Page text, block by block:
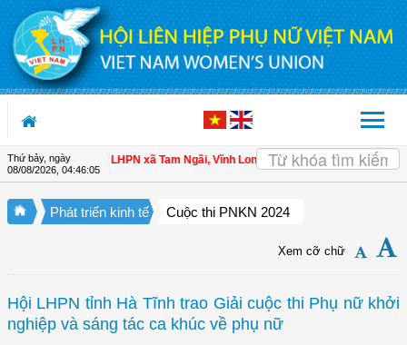
Truy cập nội dung luôn
Thứ bảy, ngày
08/08/2026, 04:46:06
hội viên | Hội LHPN xã Tam Ngãi, Vĩnh Long sơ kết công tác Hội và phong
Phát triển kinh tế Cuộc thi PNKN 2024
Xem cỡ chữ
Hội LHPN tỉnh Hà Tĩnh trao Giải cuộc thi Phụ nữ khởi
nghiệp và sáng tác ca khúc về phụ nữ